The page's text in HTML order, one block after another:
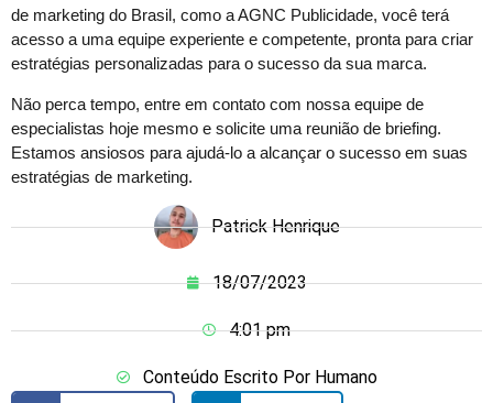
de marketing do Brasil, como a AGNC Publicidade, você terá
acesso a uma equipe experiente e competente, pronta para criar
estratégias personalizadas para o sucesso da sua marca.
Não perca tempo, entre em contato com nossa equipe de
especialistas hoje mesmo e solicite uma reunião de briefing.
Estamos ansiosos para ajudá-lo a alcançar o sucesso em suas
estratégias de marketing.
Patrick Henrique
18/07/2023
4:01 pm
Conteúdo Escrito Por Humano